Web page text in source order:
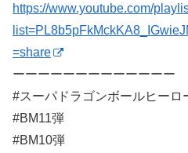
https://www.youtube.com/
=share
ーーーーーーーーーーーーー
#スーパドラゴンボールヒーロ
#BM11弾
#BM10弾